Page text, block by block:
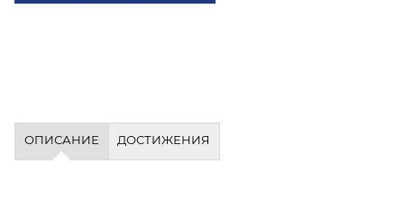
ОПИСАНИЕ ДОСТИЖЕНИЯ